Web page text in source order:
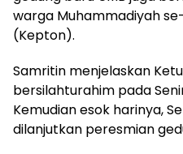
warga Muhammadiyah
(Kepton).
Samritin menjelaskan
bersilahturahim pada
Kemudian esok harinya,
dilanjutkan peresmian